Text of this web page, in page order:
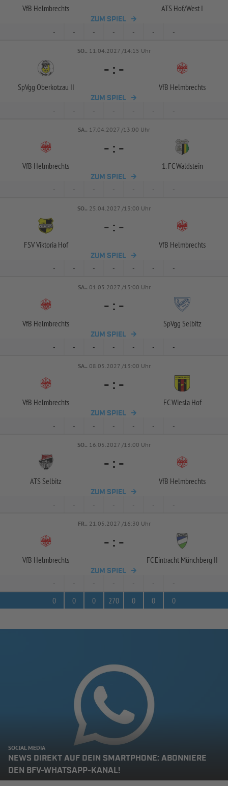
VfB Helmbrechts ATS Hof/West I
ZUM SPIEL
- - - - - - -
SO.. 11.04.2027 /14:15 Uhr
SpVgg Oberkotzau II
- : -
VfB Helmbrechts
ZUM SPIEL
- - - - - - -
SA.. 17.04.2027 /13:00 Uhr
VfB Helmbrechts
- : -
1. FC Waldstein
ZUM SPIEL
- - - - - - -
SO.. 25.04.2027 /13:00 Uhr
FSV Viktoria Hof
- : -
VfB Helmbrechts
ZUM SPIEL
- - - - - - -
SA.. 01.05.2027 /13:00 Uhr
VfB Helmbrechts
- : -
SpVgg Selbitz
ZUM SPIEL
- - - - - - -
SA.. 08.05.2027 /13:00 Uhr
VfB Helmbrechts
- : -
FC Wiesla Hof
ZUM SPIEL
- - - - - - -
SO.. 16.05.2027 /13:00 Uhr
ATS Selbitz
- : -
VfB Helmbrechts
ZUM SPIEL
- - - - - - -
FR.. 21.05.2027 /16:30 Uhr
VfB Helmbrechts
- : -
FC Eintracht Münchberg II
ZUM SPIEL
- - - - - -
-
0
0 0 270 0 0 0
SOCIAL MEDIA
NEWS DIREKT AUF DEIN SMARTPHONE: ABONNIERE
DEN BFV-WHATSAPP-KANAL!